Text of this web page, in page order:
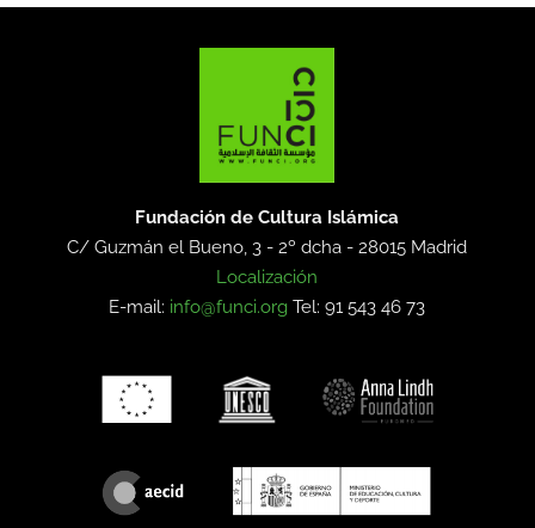
Fundación de Cultura Islámica
C/ Guzmán el Bueno, 3 - 2º dcha -28015 Madrid
Localización
E-mail: info@funci.org Tel: 91 543 46 73